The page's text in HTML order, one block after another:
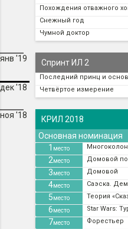
янв '19
дек '18
ноя '18
Похождения отважного
Снежный год
Чумной доктор
Спринт ИЛ 2
Последний принц и
Четвёртое измерение
КРИЛ 2018
Основная номинация
1 место
2место Домовой
3место Домовой
4место Саэска.
5место Теория
6место Star Wars:
7место Форестьер